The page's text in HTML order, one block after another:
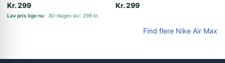
Kr. 299
Lav pris lige nu 30-dages lav: 299 kr.
Kr. 299
Find flere Nike Air Max